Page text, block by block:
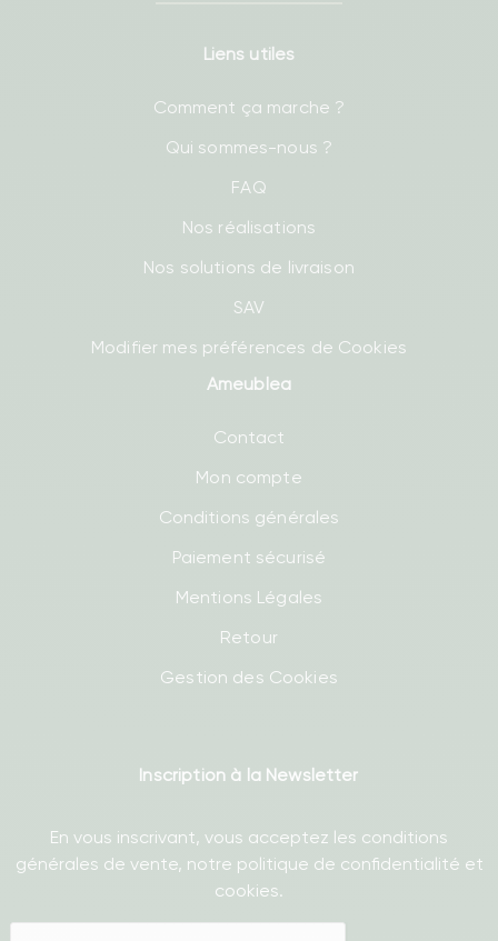
Liens utiles
Comment ça marche ?
Qui sommes-nous ?
FAQ
Nos réalisations
Nos solutions de livraison
SAV
Modifier mes préférences de Cookies
Ameublea
Contact
Mon compte
Conditions générales
Paiement sécurisé
Mentions Légales
Retour
Gestion des Cookies
Inscription à la Newsletter
En vous inscrivant, vous acceptez les conditions
générales de vente, notre politique de confidentialité et
cookies.